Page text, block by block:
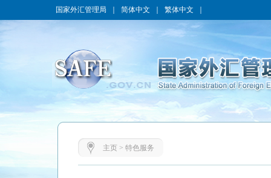
国家外汇管理局 简体中文 繁体中文
主页> 特色服务